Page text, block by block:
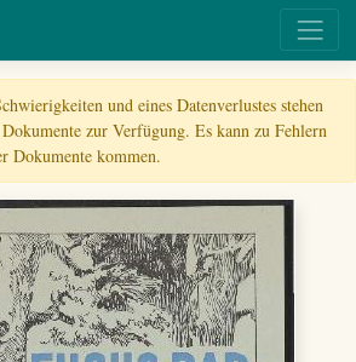
und eines Datenverlustes stehen
zur Verfügung. Es kann zu Fehlern
Dokumente kommen.